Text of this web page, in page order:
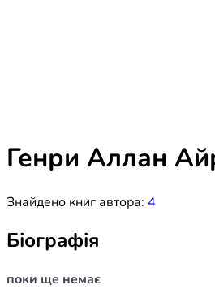
полиці.
Генри Аллан
Знайдено книг автора: 4
Біографія
поки ще немає